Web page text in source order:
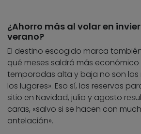
¿Ahorro más al volar en
verano?
El destino escogido marca
qué meses saldrá más económico
temporadas alta y baja no son las
los lugares». Eso sí, las reservas
sitio en Navidad, julio y agosto
caras, «salvo si se hacen con
antelación».